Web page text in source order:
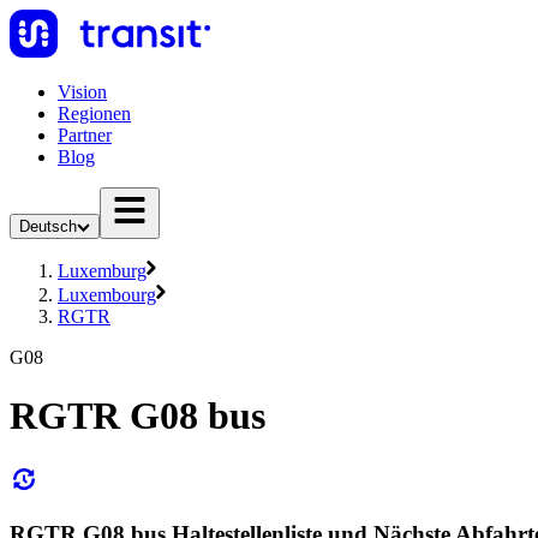
Vision
Regionen
Partner
Blog
Deutsch
Luxemburg
Luxembourg
RGTR
G08
RGTR G08 bus